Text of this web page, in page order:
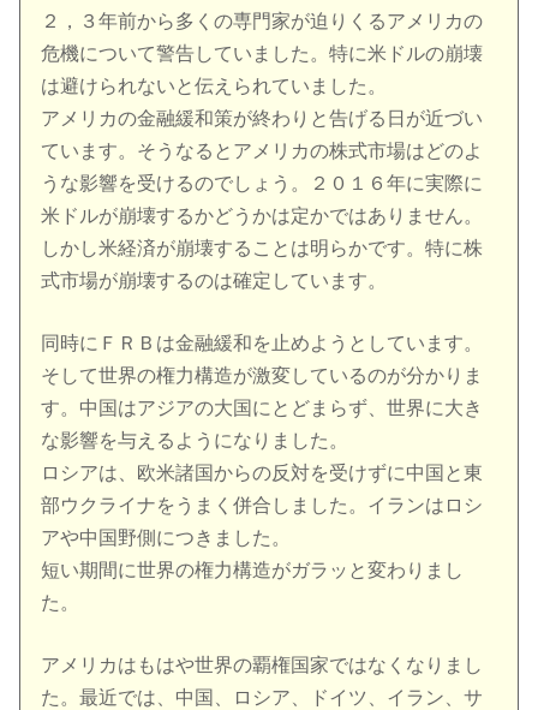
２，３年前から多くの専門家が迫りくるアメリカの
危機について警告していました。特に米ドルの崩壊
は避けられないと伝えられていました。
アメリカの金融緩和策が終わりと告げる日が近づい
ています。そうなるとアメリカの株式市場はどのよ
うな影響を受けるのでしょう。２０１６年に実際に
米ドルが崩壊するかどうかは定かではありません。
しかし米経済が崩壊することは明らかです。特に株
式市場が崩壊するのは確定しています。
同時にＦＲＢは金融緩和を止めようとしています。
そして世界の権力構造が激変しているのが分かりま
す。中国はアジアの大国にとどまらず、世界に大き
な影響を与えるようになりました。
ロシアは、欧米諸国からの反対を受けずに中国と東
部ウクライナをうまく併合しました。イランはロシ
アや中国野側につきました。
短い期間に世界の権力構造がガラッと変わりまし
た。
アメリカはもはや世界の覇権国家ではなくなりまし
た。最近では、中国、ロシア、ドイツ、イラン、サ